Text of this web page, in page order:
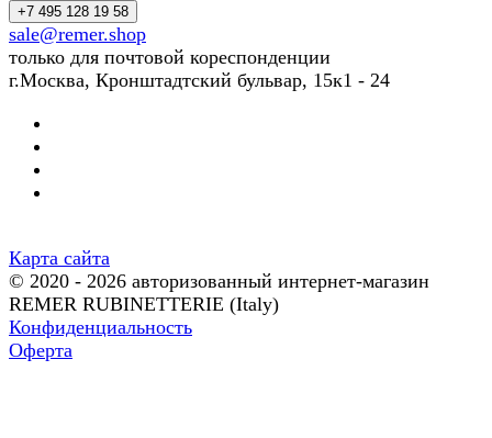
+7 495 128 19 58
sale@remer.shop
только для почтовой кореспонденции
г.Москва, Кронштадтский бульвар, 15к1 - 24
Карта сайта
© 2020 - 2026 авторизованный интернет-магазин
REMER RUBINETTERIE (Italy)
Конфиденциальность
Оферта